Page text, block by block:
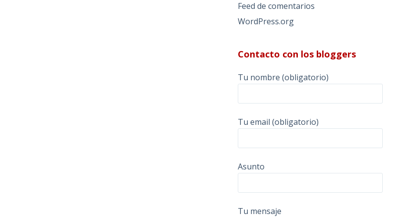
Feed de comentarios
WordPress.org
Contacto con los bloggers
Tu nombre (obligatorio)
Tu email (obligatorio)
Asunto
Tu mensaje